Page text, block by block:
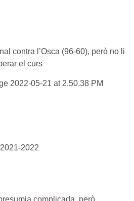
contra l’Osca (96-60), però no li
el curs
2022
complicada, però